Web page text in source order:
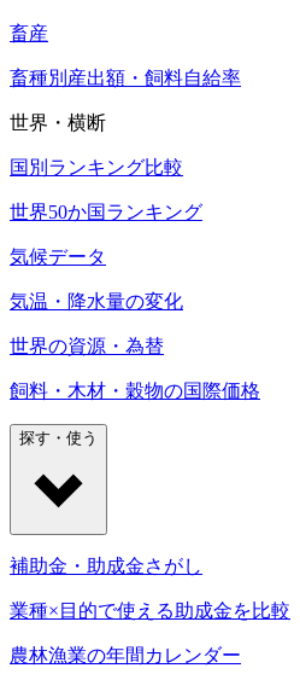
畜産
畜種別産出額・飼料自給率
世界・横断
国別ランキング比較
世界50か国ランキング
気候データ
気温・降水量の変化
世界の資源・為替
飼料・木材・穀物の国際価格
探す・使う
補助金・助成金さがし
業種×目的で使える助成金を比較
農林漁業の年間カレンダー